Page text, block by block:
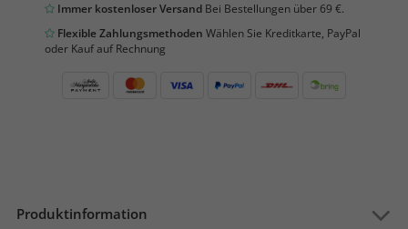
Immer kostenloser Versand Bei Bestellungen über 69 €.
Flexible Zahlungsmethoden Wählen Sie Kreditkarte, PayPal
oder Kauf auf Rechnung
Produktinformation